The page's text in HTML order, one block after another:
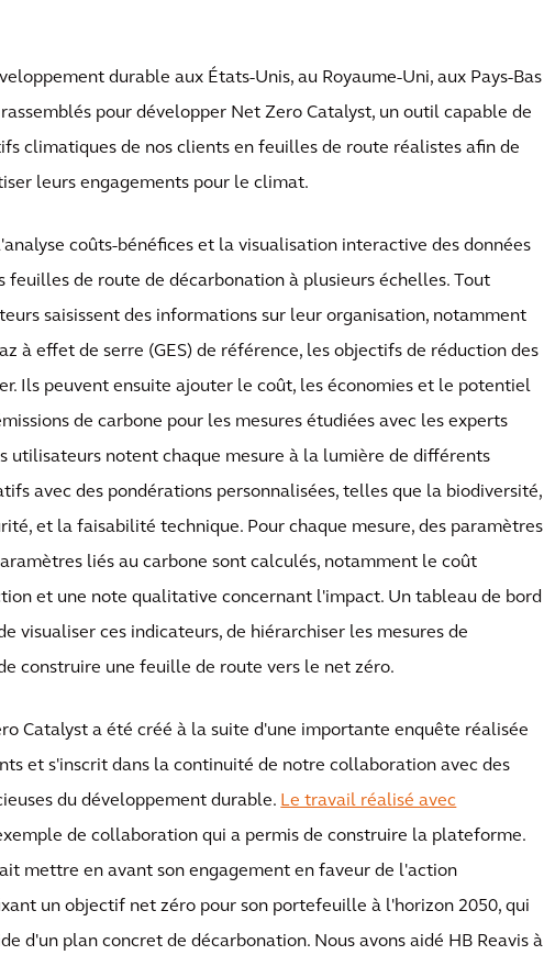
durable aux États-Unis, au Royaume-Uni, aux Pays-Bas
pour développer Net Zero Catalyst, un outil capable de
climatiques de nos clients en feuilles de route réalistes afin de
leurs engagements pour le climat.
coûts-bénéfices et la visualisation interactive des données
feuilles de route de décarbonation à plusieurs échelles. Tout
saisissent des informations sur leur organisation, notamment
à effet de serre (GES) de référence, les objectifs de réduction des
Ils peuvent ensuite ajouter le coût, les économies et le potentiel
de carbone pour les mesures étudiées avec les experts
utilisateurs notent chaque mesure à la lumière de différents
avec des pondérations personnalisées, telles que la biodiversité,
et la faisabilité technique. Pour chaque mesure, des paramètres
liés au carbone sont calculés, notamment le coût
et une note qualitative concernant l'impact. Un tableau de bord
visualiser ces indicateurs, de hiérarchiser les mesures de
construire une feuille de route vers le net zéro.
Catalyst a été créé à la suite d'une importante enquête réalisée
et s'inscrit dans la continuité de notre collaboration avec des
du développement durable. Le travail réalisé avec
de collaboration qui a permis de construire la plateforme.
mettre en avant son engagement en faveur de l'action
un objectif net zéro pour son portefeuille à l'horizon 2050, qui
d'un plan concret de décarbonation. Nous avons aidé HB Reavis à